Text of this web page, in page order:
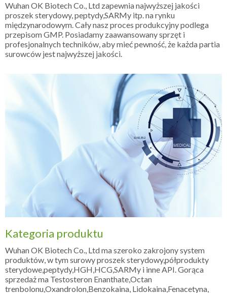
Wuhan OK Biotech Co., Ltd zapewnia najwyższej jakości
proszek sterydowy, peptydy,SARMy itp. na rynku
międzynarodowym. Cały nasz proces produkcyjny podlega
przepisom GMP. Posiadamy zaawansowany sprzęt i
profesjonalnych techników, aby mieć pewność, że każda partia
surowców jest najwyższej jakości.
Kategoria produktu
Wuhan OK Biotech Co., Ltd ma szeroko zakrojony system
produktów, w tym surowy proszek sterydowy,półprodukty
sterydowe,peptydy,HGH,HCG,SARMy i inne API. Gorąca
sprzedaż ma Testosteron Enanthate,Octan
trenbolonu,Oxandrolon,Benzokaina, Lidokaina,Fenacetyna,